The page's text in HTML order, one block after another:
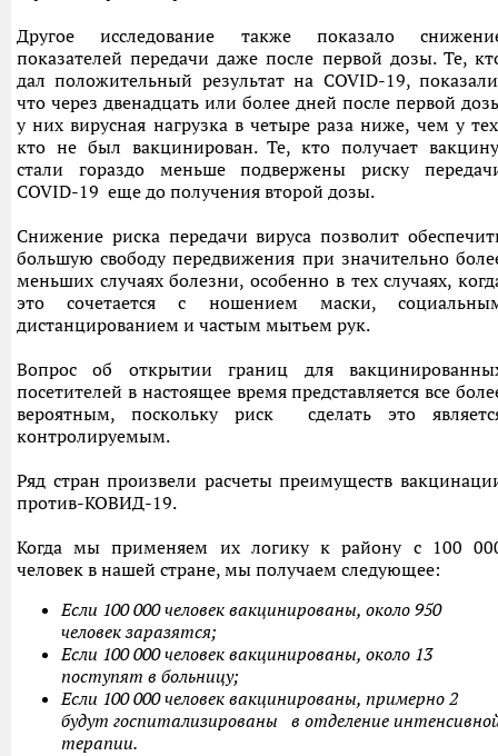
Другое исследование также показало
показателей передачи даже после первой дозы. Те,
дал положительный результат на COVID-19,
что через двенадцать или более дней после первой
у них вирусная нагрузка в четыре раза ниже, чем у
кто не был вакцинирован. Те, кто получает
стали гораздо меньше подвержены риску
COVID-19 еще до получения второй дозы.
Снижение риска передачи вируса позволит
большую свободу передвижения при значительно
меньших случаях болезни, особенно в тех случаях,
это сочетается с ношением маски,
дистанцированием и частым мытьем рук.
Вопрос об открытии границ для
посетителей в настоящее время представляется все
вероятным, поскольку риск сделать это
контролируемым.
Ряд стран произвели расчеты преимуществ
против-КОВИД-19.
Когда мы применяем их логику к району с 100
человек в нашей стране, мы получаем следующее:
Если 100 000 человек вакцинированы, около 950
человек заразятся;
Если 100 000 человек вакцинированы, около 13
поступят в больницу;
Если 100 000 человек вакцинированы, примерно 2
будут госпитализированы
в отделение
терапии.